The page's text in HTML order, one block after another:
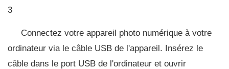
3
Connectez votre appareil photo numérique à votre
ordinateur via le câble USB de l'appareil. Insérez le
câble dans le port USB de l'ordinateur et ouvrir